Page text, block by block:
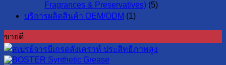
Fragrances & Preservatives) (5)
บริการผลิตสินค้า OEM/ODM (1)
ขายดี